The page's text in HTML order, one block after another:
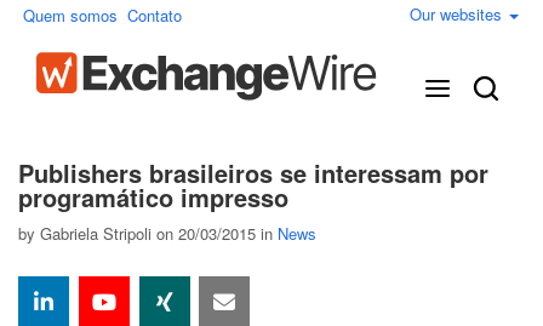
Quem somos Contato Our websites
Publishers brasileiros se interessam por
programático impresso
by Gabriela Stripoli on 20/03/2015 in News